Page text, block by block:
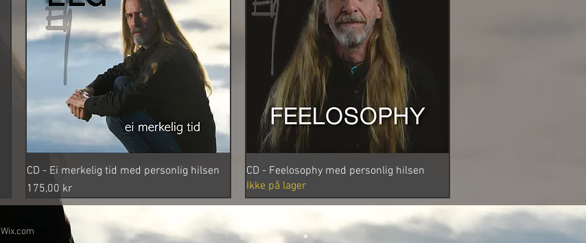
Hurtigvisning
CD - Ei merkelig tid med personlig hilsen
Pris
175,00 kr
Hurtigvisning
CD - Feelosophy med personlig hilsen
Ikke på lager
Wix.com